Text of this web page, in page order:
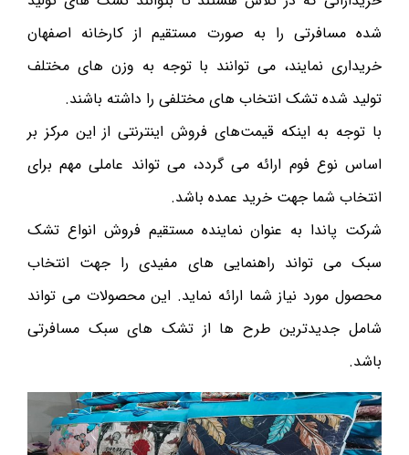
شده مسافرتی را به صورت مستقیم از کارخانه اصفهان
خریداری نمایند، می توانند با توجه به وزن های مختلف
تولید شده تشک انتخاب های مختلفی را داشته باشند.
با توجه به اینکه قیمت‌های فروش اینترنتی از این مرکز بر
اساس نوع فوم ارائه می گردد، می تواند عاملی مهم برای
انتخاب شما جهت خرید عمده باشد.
شرکت پاندا به عنوان نماینده مستقیم فروش انواع تشک
سبک می تواند راهنمایی های مفیدی را جهت انتخاب
محصول مورد نیاز شما ارائه نماید. این محصولات می تواند
شامل جدیدترین طرح ها از تشک های سبک مسافرتی
باشد.